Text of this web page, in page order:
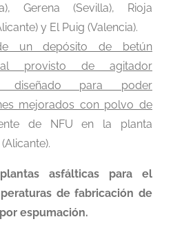
Gerena (Sevilla), Rioja
y El Puig (Valencia).
un depósito de betún
provisto de agitador
diseñado para poder
mejorados con polvo de
de NFU en la planta
asfálticas para el
de fabricación de
espumación.